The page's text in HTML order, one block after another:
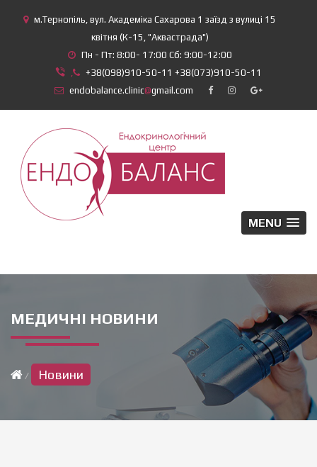
м.Тернопіль, вул. Академіка Сахарова 1 заїзд з вулиці 15
квітня (К-15, "Аквастрада")
Пн - Пт: 8:00- 17:00 Сб: 9:00-12:00
,
+38(098)910-50-11 +38(073)910-50-11
endobalance.clinic@gmail.com
MENU
МЕДИЧНІ НОВИНИ
Новини